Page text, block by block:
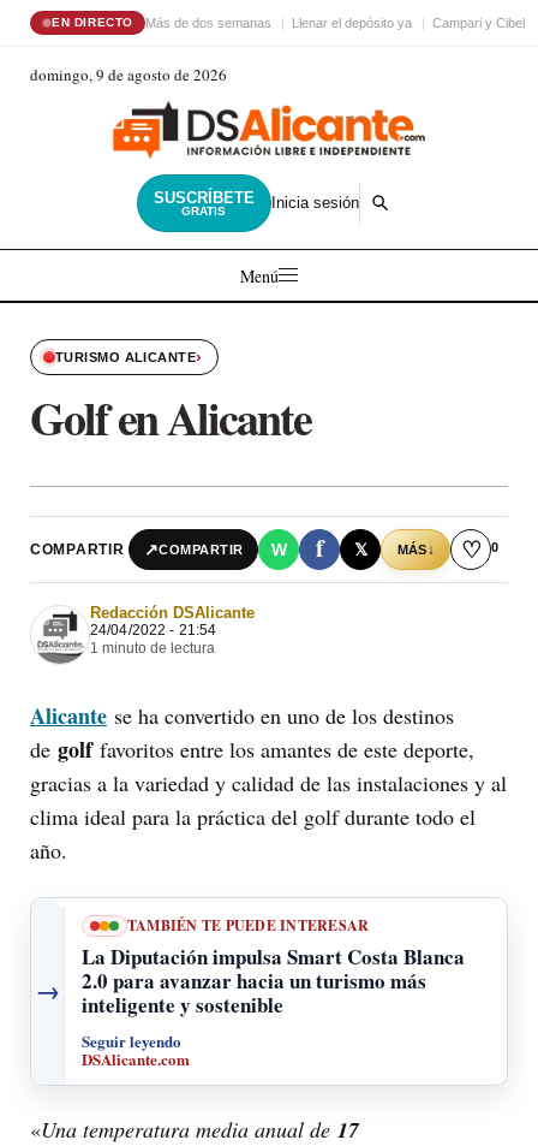
EN DIRECTO Más de dos semanas Llenar el depósito ya Campari y
domingo, 9 de agosto de 2026
SUSCRÍBETE
GRATIS Inicia sesión
Menú
TURISMO ALICANTE›
Golf en Alicante
COMPARTIR ↗COMPARTIR W f 𝕏 MÁS↓ ♡ 0
Redacción DSAlicante
24/04/2022 - 21:54
1 minuto de lectura
Alicante se ha convertido en uno de los destinos
de golffavoritos entre los amantes de este deporte,
gracias a la variedad y calidad de las instalaciones y al
clima ideal para la práctica del golf durante todo el
año.
→
TAMBIÉN TE PUEDE INTERESAR
La Diputación impulsa Smart Costa Blanca
2.0 para avanzar hacia un turismo más
inteligente y sostenible
Seguir leyendo
DSAlicante.com
«Una temperatura media anual de 17